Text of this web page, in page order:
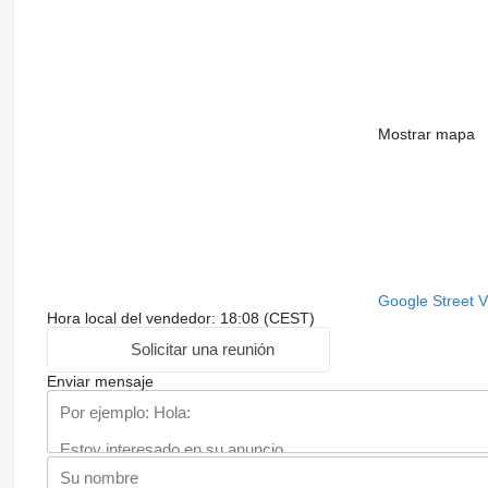
Mostrar mapa
Google Street
Hora local del vendedor: 18:08 (CEST)
Solicitar una reunión
Enviar mensaje